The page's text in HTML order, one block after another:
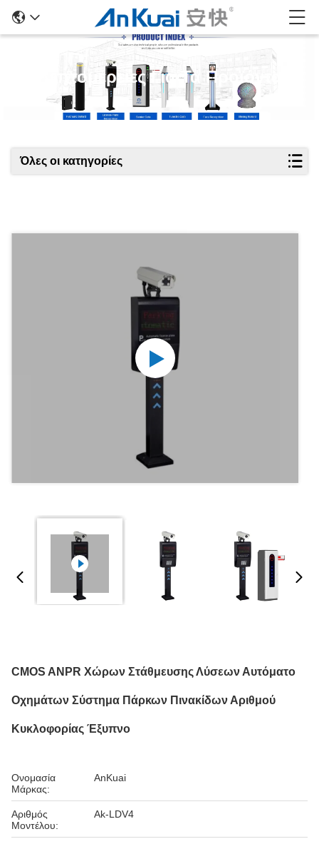
Λεπτομέρειες Για Τα Προϊόντα
Όλες οι κατηγορίες
CMOS ANPR Χώρων Στάθμευσης Λύσεων Αυτόματο
Οχημάτων Σύστημα Πάρκων Πινακίδων Αριθμού
Κυκλοφορίας Έξυπνο
Ονομασία
Μάρκας:
AnKuai
Αριθμός
Μοντέλου:
Ak-LDV4